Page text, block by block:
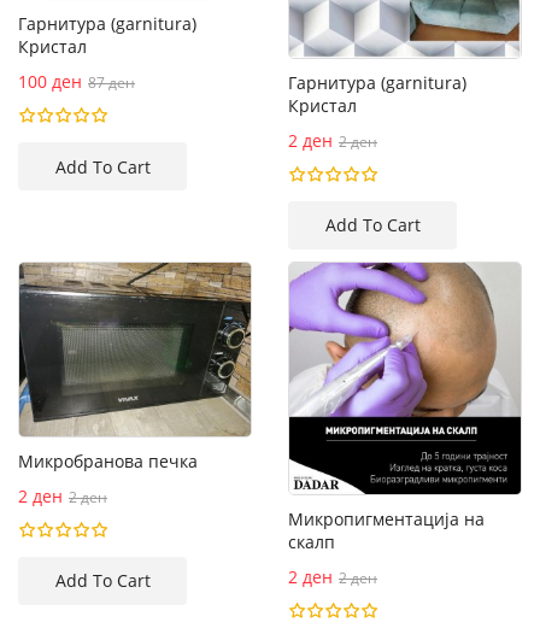
Гарнитура (garnitura)
Кристал
100 ден 87 ден
Гарнитура (garnitura)
Кристал
2 ден 2 ден
Микробранова печка
2 ден 2 ден
Микропигментација на
скалп
2 ден 2 ден